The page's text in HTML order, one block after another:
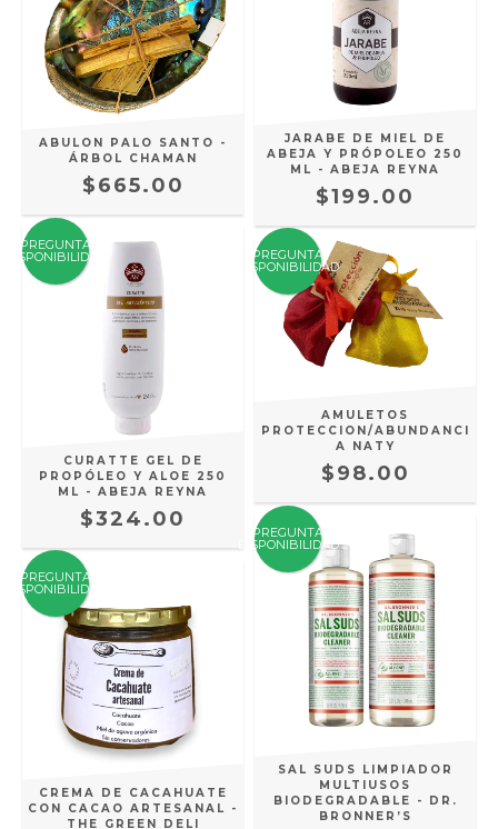
ABULON PALO SANTO -
ÁRBOL CHAMAN
$665.00
JARABE DE MIEL DE
ABEJA Y PRÓPOLEO 250
ML - ABEJA REYNA
$199.00
PREGUNTA
DISPONIBILIDAD
CURATTE GEL DE
PROPÓLEO Y ALOE 250
ML - ABEJA REYNA
$324.00
PREGUNTA
DISPONIBILIDAD
AMULETOS
PROTECCION/ABUNDANCI
A NATY
$98.00
PREGUNTA
DISPONIBILIDAD
CREMA DE CACAHUATE
CON CACAO ARTESANAL -
THE GREEN DELI
PREGUNTA
DISPONIBILIDAD
SAL SUDS LIMPIADOR
MULTIUSOS
BIODEGRADABLE - DR.
BRONNER’S